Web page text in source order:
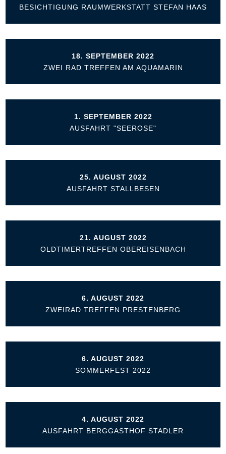
BESICHTIGUNG RAUMWERKSTATT STEFAN HAAS
18. SEPTEMBER 2022
ZWEI RAD TREFFEN AM AQUAMARIN
1. SEPTEMBER 2022
AUSFAHRT "SEEROSE"
25. AUGUST 2022
AUSFAHRT STALLBESEN
21. AUGUST 2022
OLDTIMERTREFFEN OBEREISENBACH
6. AUGUST 2022
ZWEIRAD TREFFEN PRESTENBERG
6. AUGUST 2022
SOMMERFEST 2022
4. AUGUST 2022
AUSFAHRT BERGGASTHOF STADLER